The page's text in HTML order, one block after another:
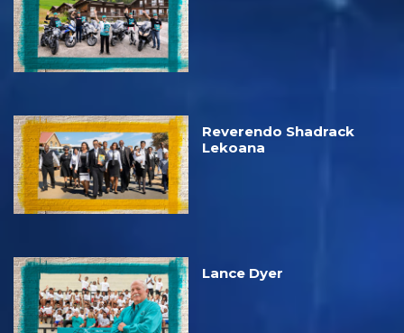
Reverendo Shadrack
Lekoana
Lance Dyer